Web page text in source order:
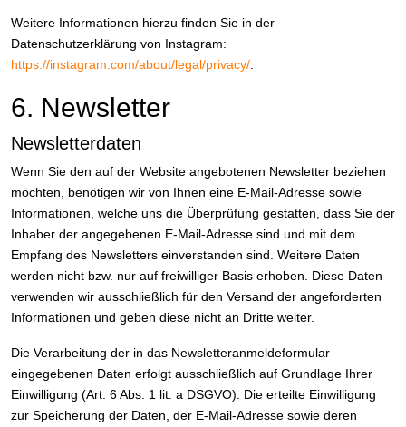
Weitere Informationen hierzu finden Sie in der
Datenschutzerklärung von Instagram:
https://instagram.com/about/legal/privacy/
6. Newsletter
Newsletter­daten
Wenn Sie den auf der Website angebotenen Newsletter beziehen
möchten, benötigen wir von Ihnen eine E-Mail-Adresse sowie
Informationen, welche uns die Überprüfung gestatten, dass Sie der
Inhaber der angegebenen E-Mail-Adresse sind und mit dem
Empfang des Newsletters einverstanden sind. Weitere Daten
werden nicht bzw. nur auf freiwilliger Basis erhoben. Diese Daten
verwenden wir ausschließlich für den Versand der angeforderten
Informationen und geben diese nicht an Dritte weiter.
Die Verarbeitung der in das Newsletteranmeldeformular
eingegebenen Daten erfolgt ausschließlich auf Grundlage Ihrer
Einwilligung (Art. 6 Abs. 1 lit. a DSGVO). Die erteilte Einwilligung
zur Speicherung der Daten, der E-Mail-Adresse sowie deren